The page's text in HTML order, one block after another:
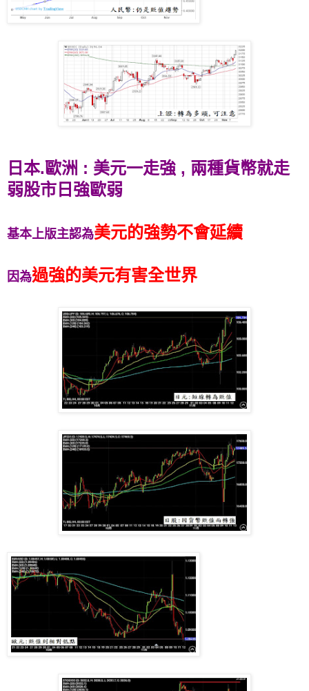
日本.歐洲 : 美元一走強 , 兩種貨幣就走
弱股市日強歐弱
基本上版主認為美元的強勢不會延續
因為過強的美元有害全世界